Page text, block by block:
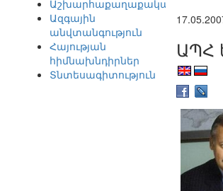
Աշխարհաքաղաքականություն
Ազգային
անվտանգություն
Հայության
հիմնախնդիրներ
Տնտեսագիտություն
ԱՊՀ